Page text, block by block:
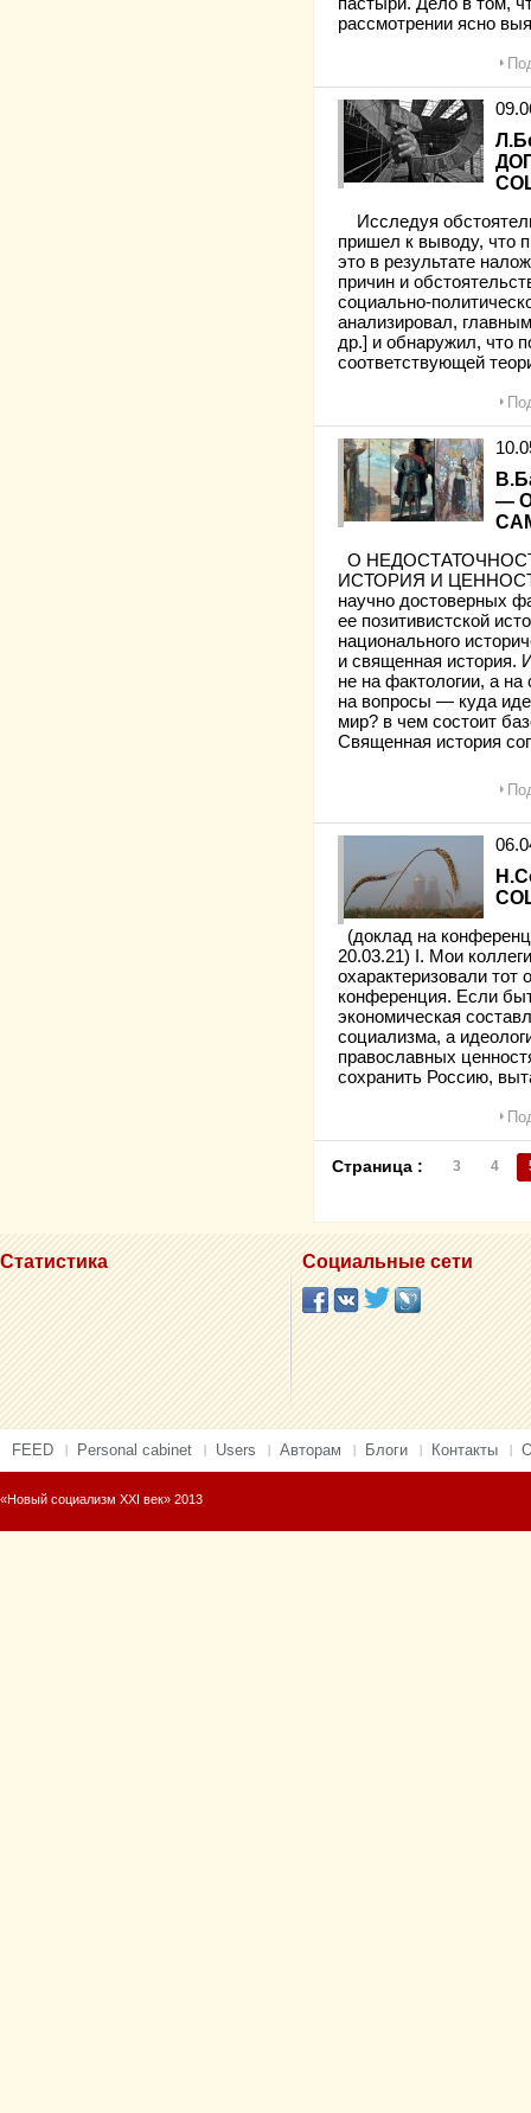
рассмотрении ясно
Исследуя
пришел к выводу, что
это в результате
причин и
социально-
анализировал,
др.] и обнаружил, что
соответствующей
—
О
ИСТОРИЯ И ЦЕННОСТИ
научно достоверных
ее позитивистской
национального
и священная история.
не на фактологии, а
на вопросы — куда
мир? в чем состоит
Священная история
(доклад на
20.03.21) I. Мои
охарактеризовали тот
конференция. Если
экономическая
социализма, а
православных
сохранить Россию,
Страница : 3 4
Статистика Социальные сети
FEED Personal cabinet Users Авторам Блоги Контакты
«Новый социализм XXI век» 2013